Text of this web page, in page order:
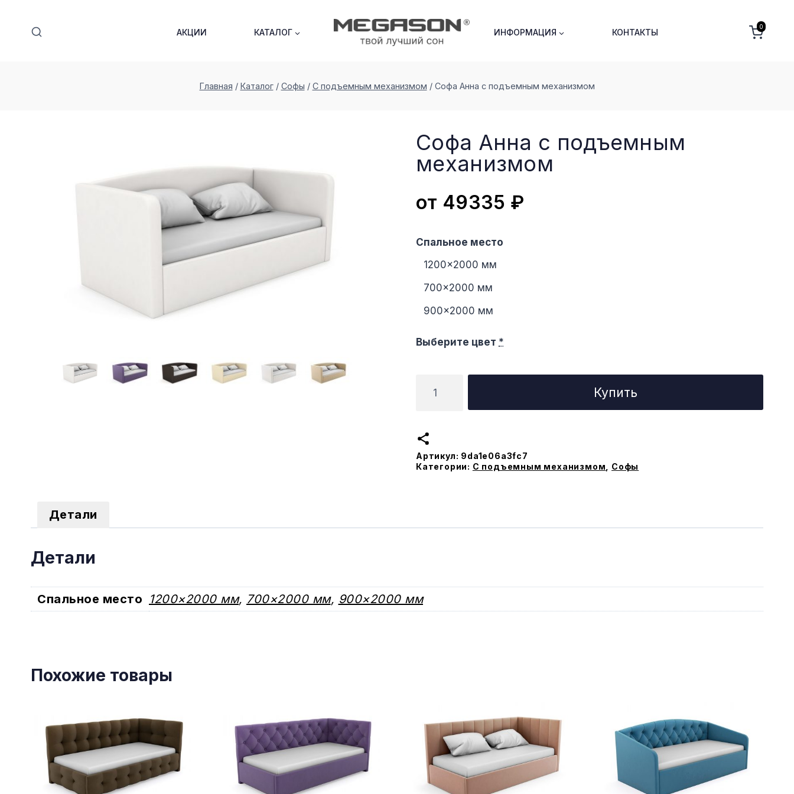
содержимому
АКЦИИ КАТАЛОГ ИНФОРМАЦИЯ КОНТАКТЫ
0
Главная / Каталог / Софы / С подъемным механизмом / Софа Анна с подъемным меxанизмом
Софа Анна с подъемным
меxанизмом
от 49335 ₽
Спальное место
1200×2000 мм
700×2000 мм
900×2000 мм
Выберите цвет *
товара
Анна
подъемным
Купить
Артикул: 9da1e06a3fc7
Категории: С подъемным механизмом Софы
Детали
Детали
Спальное место 1200×2000 мм, 700×2000 мм, 900×2000 мм
Похожие товары